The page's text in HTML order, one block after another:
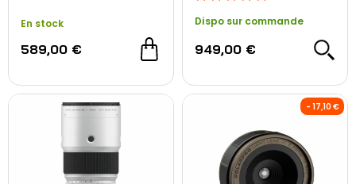
En stock
589,00 €
Dispo sur commande
949,00 €